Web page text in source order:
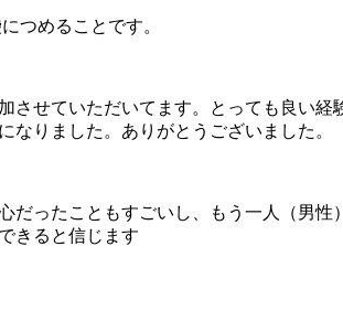
つめることです。
せていただいてます。とっても良い
りました。ありがとうございました。
ったこともすごいし、もう一人（男
きると信じます